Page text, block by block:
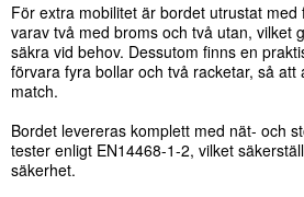
För extra mobilitet är bordet utrustat
varav två med broms och två utan, vilket
säkra vid behov. Dessutom finns en
förvara fyra bollar och två racketar, så att
match.
Bordet levereras komplett med nät- och
tester enligt EN14468-1-2, vilket
säkerhet.